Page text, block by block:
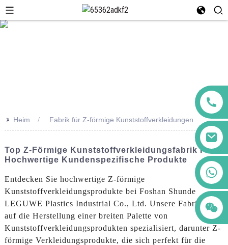
>> Heim Fabrik für Z-förmige Kunststoffverkleidungen
Top Z-Förmige Kunststoffverkleidungsfabrik Für
Hochwertige Kundenspezifische Produkte
Entdecken Sie hochwertige Z-förmige
Kunststoffverkleidungsprodukte bei Foshan Shunde
LEGUWE Plastics Industrial Co., Ltd. Unsere Fabrik ist
auf die Herstellung einer breiten Palette von
Kunststoffverkleidungsprodukten spezialisiert, darunter Z-
förmige Verkleidungsprodukte, die sich perfekt für die